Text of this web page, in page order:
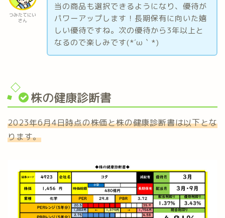
つみたてにい
さん
当の商品も選択できるようになり、優待が
パワーアップします！長期保有に向いた嬉
しい優待ですね。次の優待から3年以上と
なるので楽しみです(*´ω｀*)
株の健康診断書
2023年6月4日時点の株価と株の健康診断書は以下とな
ります。